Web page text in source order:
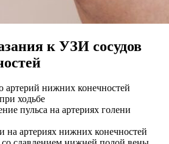
к УЗИ сосудов
артерий нижних конечностей
ходьбе
пульса на артериях голени
на артериях нижних конечностей